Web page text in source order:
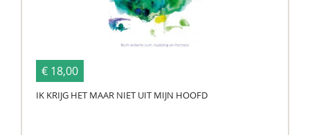
€ 18,00
IK KRIJG HET MAAR NIET UIT MIJN HOOFD